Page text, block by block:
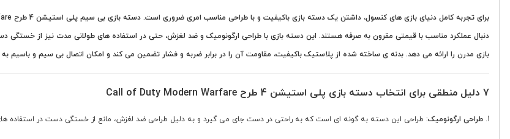
برای تجربه کامل دنیای بازی هایکنسول
دنبال عملکرد مناسب با قیمتی مقرون به صرفه هستند. این دسته بازی با طراحی ارگونومیک و ضد لغزش، حتی در استفاده های طولانی مدت نیز از خستگی
بازی مدرن را ارائه می دهد. بدنه ی ساخته شده از پلاستیک باکیفیت، مقاومت آن را در برابر ضربه و فشار تضمین می کند و امکان اتصال بی سیم و باسیم به پلی استیشن 4 و کامپیوتر، انعطاف پذیری بالایی را برای
7 دلیل منطقی برای انتخاب دسته بازی پلی استیشن 4 طرح Call of Duty Modern Warfare
طراحی ارگونومیک: طراحی این دسته به گونه ای است که به راحتی در دست جای می گیرد و به دلیل طراحی ضد لغزش، مانع از خستگی دست در استفاده